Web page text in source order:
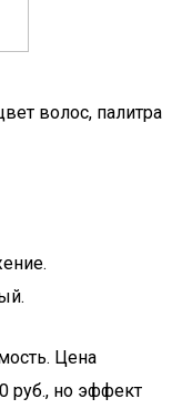
волос, палитра
Цена
руб., но эффект